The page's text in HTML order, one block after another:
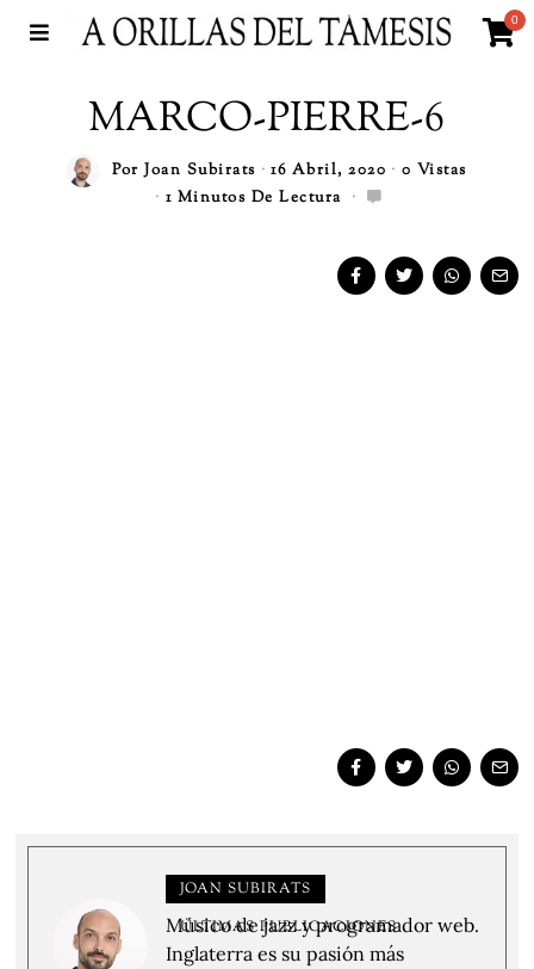
0
MARCO-PIERRE-6
PorJoan Subirats 16 Abril, 2020
0 Vistas
1 Minutos De Lectura
JOAN SUBIRATS
ÚLTIMAS PUBLICACIONES
Músico de jazz y programador web.
Inglaterra es su pasión más